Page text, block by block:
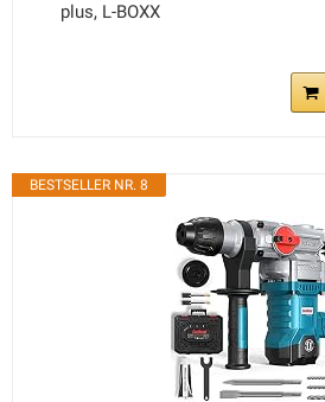
plus, L-BOXX
BESTSELLER NR. 8